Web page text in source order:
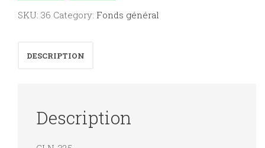
SKU: 36 Category: Fonds général
DESCRIPTION
Description